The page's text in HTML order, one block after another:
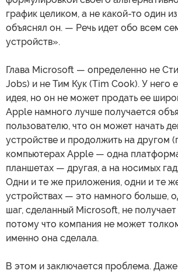
график целиком, а не какой-то один
объяснял он. — Речь идет обо всем
устройств».
Глава Microsoft — определенно не
Jobs) и не Тим Кук (Tim Cook). У него
идея, но он не может продать ее
Apple намного лучше получается
пользователю, что он может начать
устройстве и продолжить на другом
компьютерах Apple — одна
планшетах — другая, а на носимых
Одни и те же приложения, одни и те
устройствах — это намного больше,
шаг, сделанный Microsoft, не получает
потому что компания не может
именно она сделала.
В этом и заключается проблема.